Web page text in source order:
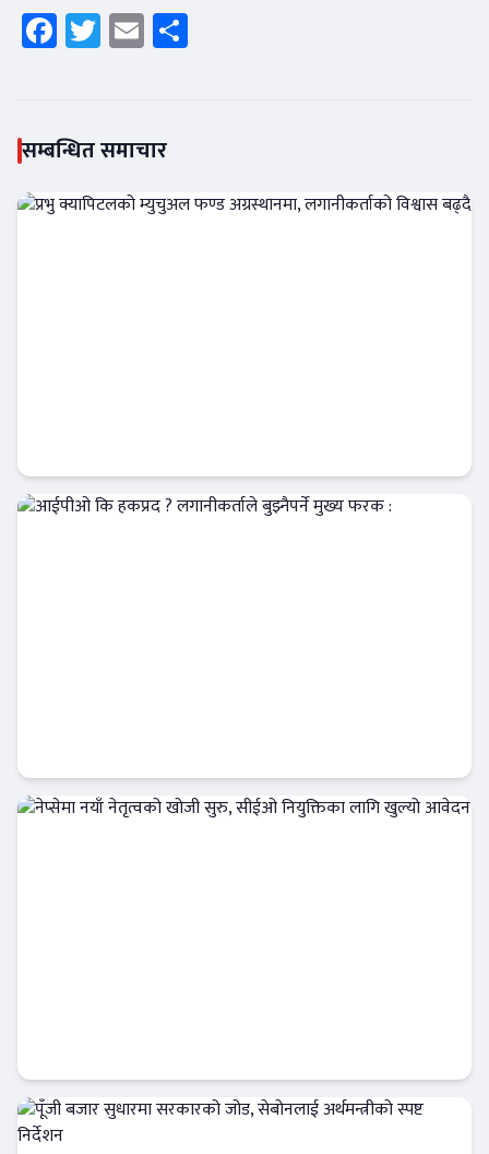
Facebook
Twitter
Email
सम्बन्धित समाचार
Banner News
क्यापिटल मार्केट
अर्थतन्त्र